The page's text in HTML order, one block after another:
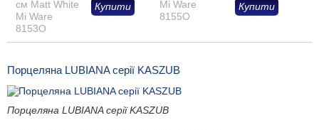
Купити Купити
Порцеляна LUBIANA серії KASZUB
Порцеляна LUBIANA серії KASZUB